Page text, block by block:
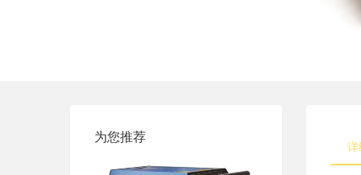
为您推荐